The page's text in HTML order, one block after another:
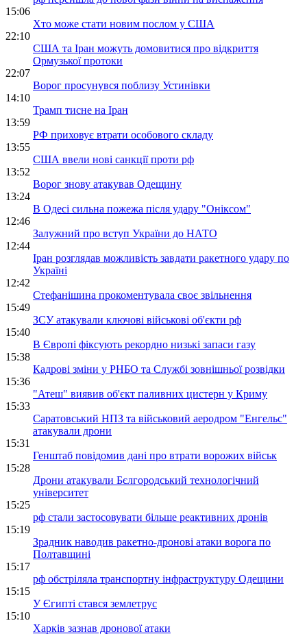
15:06
Хто може стати новим послом у США
22:10
США та Іран можуть домовитися про відкриття
Ормузької протоки
22:07
Ворог просунувся поблизу Устинівки
14:10
Трамп тисне на Іран
13:59
РФ приховує втрати особового складу
13:55
США ввели нові санкції проти рф
13:52
Ворог знову атакував Одещину
13:24
В Одесі сильна пожежа після удару "Оніксом"
12:46
Залужний про вступ України до НАТО
12:44
Іран розглядав можливість завдати ракетного удару по
Україні
12:42
Стефанішина прокоментувала своє звільнення
15:49
ЗСУ атакували ключові військові об'єкти рф
15:40
В Європі фіксують рекордно низькі запаси газу
15:38
Кадрові зміни у РНБО та Службі зовнішньої розвідки
15:36
"Атеш" виявив об'єкт паливних цистерн у Криму
15:33
Саратовський НПЗ та військовий аеродром "Енгельс"
атакували дрони
15:31
Генштаб повідомив дані про втрати ворожих військ
15:28
Дрони атакували Бєлгородський технологічний
університет
15:25
рф стали застосовувати більше реактивних дронів
15:19
Зрадник наводив ракетно-дронові атаки ворога по
Полтавщині
15:17
рф обстріляла транспортну інфраструктуру Одещини
15:15
У Єгипті стався землетрус
15:10
Харків зазнав дронової атаки